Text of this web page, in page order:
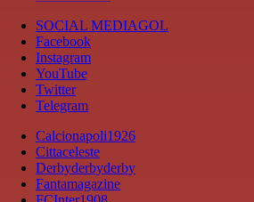
SOCIAL MEDIAGOL
Facebook
Instagram
YouTube
Twitter
Telegram
Calcionapoli1926
Cittaceleste
Derbyderbyderby
Fantamagazine